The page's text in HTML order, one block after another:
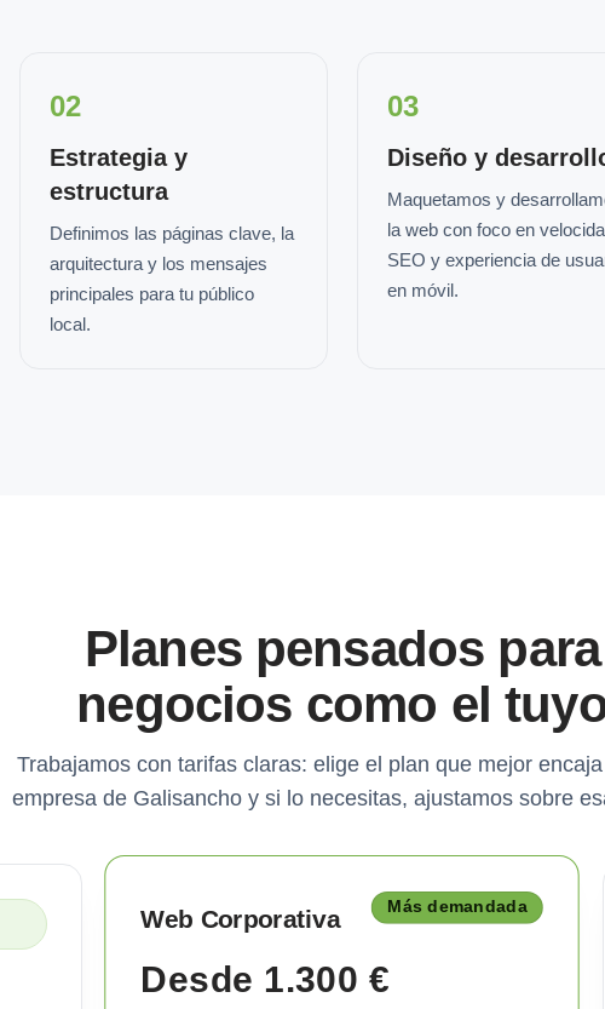
02
Estrategia y
estructura
Definimos las páginas clave, la
arquitectura y los mensajes
principales para tu público
local.
03
Diseño y
Maquetamos y
la web con foco en
SEO y experiencia de
en móvil.
Planes pensados para
negocios como el
Trabajamos con tarifas claras: elige el plan que mejor
empresa de Galisancho y si lo necesitas, ajustamos sobre
Web Corporativa Más demandada
Desde 1.300 €